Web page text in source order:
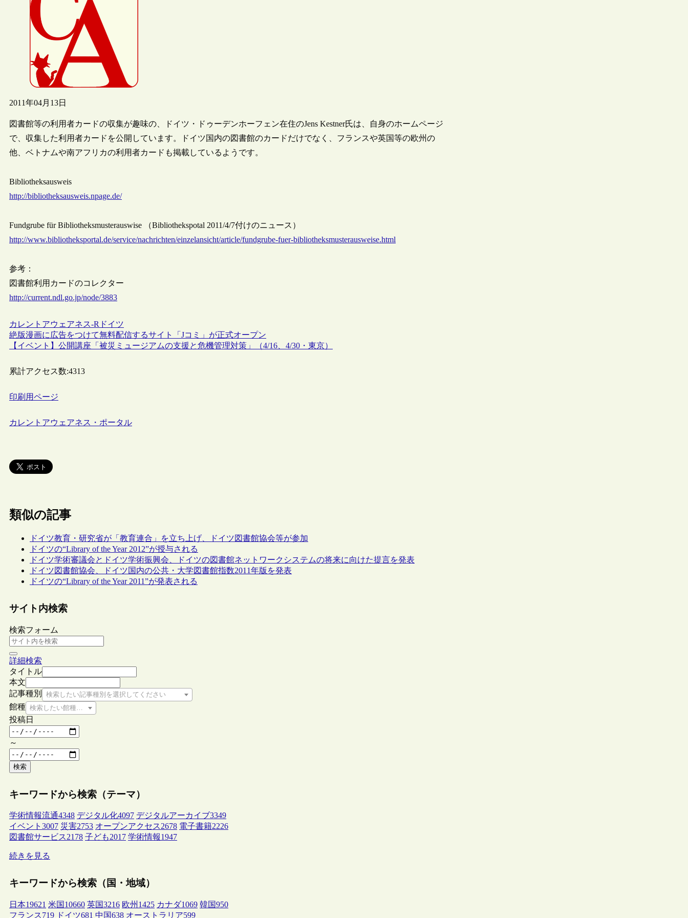
2011年04月13日
図書館等の利用者カードの収集が趣味の、ドイツ・ドゥーデンホーフェン在住のJens Kestner氏は、自身のホームページ
で、収集した利用者カードを公開しています。ドイツ国内の図書館のカードだけでなく、フランスや英国等の欧州の
他、ベトナムや南アフリカの利用者カードも掲載しているようです。
Bibliotheksausweis
http://bibliotheksausweis.npage.de/
Fundgrube für Bibliotheksmusterauswise （Bibliothekspotal 2011/4/7付けのニュース）
http://www.bibliotheksportal.de/service/nachrichten/einzelansicht/article/fundgrube-fuer-bibliotheksmusterausweise.html
参考：
図書館利用カードのコレクター
http://current.ndl.go.jp/node/3883
カレントアウェアネス-R ドイツ
絶版漫画に広告をつけて無料配信するサイト「Jコミ」が正式オープン
【イベント】公開講座「被災ミュージアムの支援と危機管理対策」（4/16、4/30・東京）
累計アクセス数:4313
印刷用ページ
カレントアウェアネス・ポータル
類似の記事
ドイツ教育・研究省が「教育連合」を立ち上げ、ドイツ図書館協会等が参加
ドイツの“Library of the Year 2012”が授与される
ドイツ学術審議会とドイツ学術振興会、ドイツの図書館ネットワークシステムの将来に向けた提言を発表
ドイツ図書館協会、ドイツ国内の公共・大学図書館指数2011年版を発表
ドイツの“Library of the Year 2011”が発表される
サイト内検索
検索フォーム
詳細検索
タイトル
本文
記事種別
検索したい記事種別を選択してください
館種 検索したい館種を選択してください
投稿日
～
検索
キーワードから検索（テーマ）
学術情報流通4348 デジタル化4097 デジタルアーカイブ3349
イベント 3007 災害2753 オープンアクセス2678 電子書籍2226
図書館サービス2178 子ども2017 学術情報1947
続きを見る
キーワードから検索（国・地域）
日本19621 米国 10660 英国3216 欧州 1425 カナダ1069 韓国950
フランス719 ドイツ681 中国638 オーストラリア599